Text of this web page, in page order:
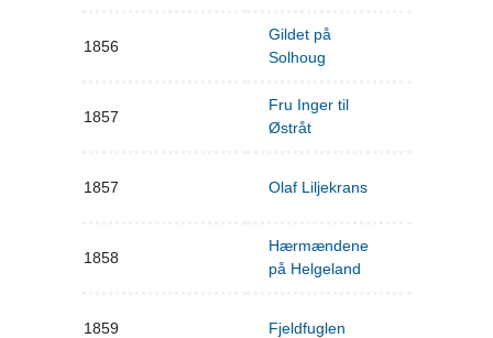
1856
Gildet på
Solhoug
1857
Fru Inger til
Østråt
1857 Olaf Liljekrans
1858
Hærmændene
på Helgeland
1859 Fjeldfuglen